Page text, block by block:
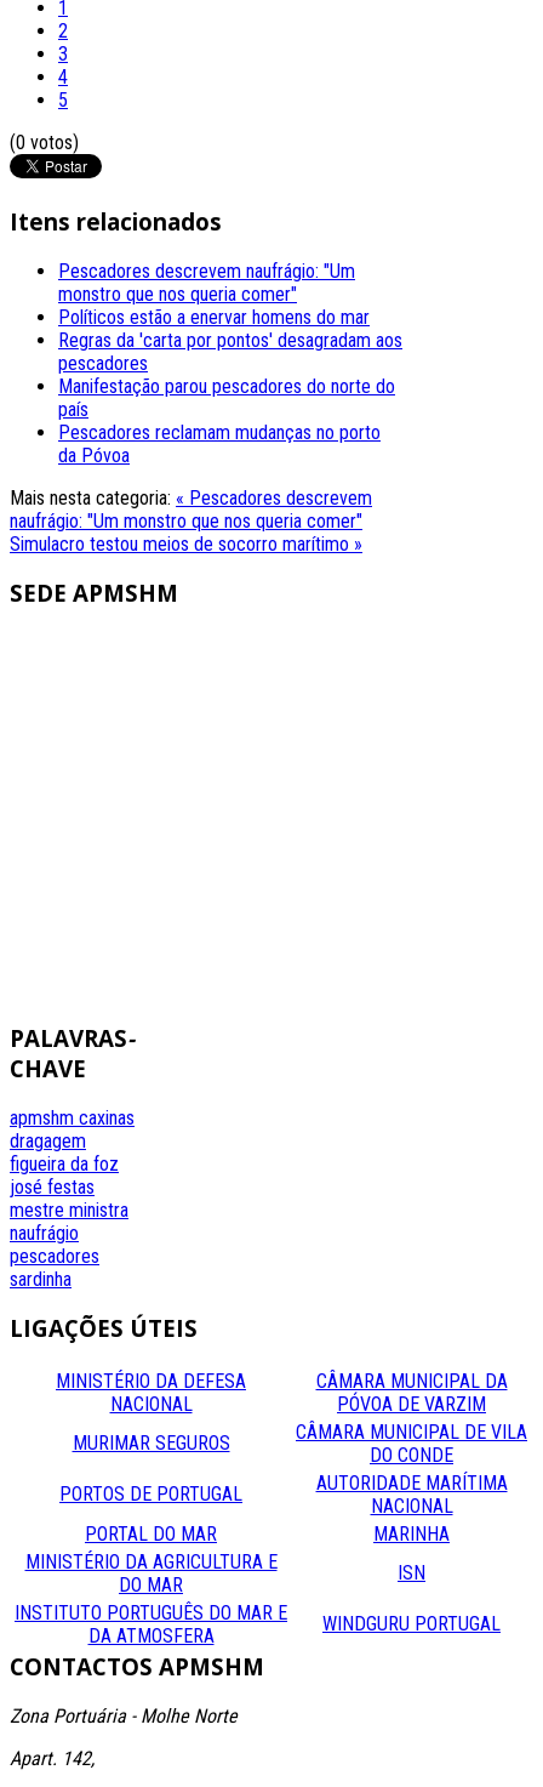
1
2
3
4
5
(0 votos)
Itens relacionados
Pescadores descrevem naufrágio: "Um
monstro que nos queria comer"
Políticos estão a enervar homens do mar
Regras da 'carta por pontos' desagradam aos
pescadores
Manifestação parou pescadores do norte do
país
Pescadores reclamam mudanças no porto
da Póvoa
Mais nesta categoria: « Pescadores descrevem
naufrágio: "Um monstro que nos queria comer"
Simulacro testou meios de socorro marítimo »
SEDE APMSHM
PALAVRAS-
CHAVE
apmshm caxinas
dragagem
figueira da foz
josé festas
mestre ministra
naufrágio
pescadores
sardinha
LIGAÇÕES ÚTEIS
MINISTÉRIO DA DEFESA
NACIONAL
CÂMARA MUNICIPAL DA
PÓVOA DE VARZIM
MURIMAR SEGUROS
CÂMARA MUNICIPAL DE VILA
DO CONDE
PORTOS DE PORTUGAL
AUTORIDADE MARÍTIMA
NACIONAL
PORTAL DO MAR
MARINHA
MINISTÉRIO DA AGRICULTURA E
DO MAR
ISN
INSTITUTO PORTUGUÊS DO MAR E
DA ATMOSFERA
WINDGURU PORTUGAL
CONTACTOS APMSHM
Zona Portuária - Molhe Norte
Apart. 142,